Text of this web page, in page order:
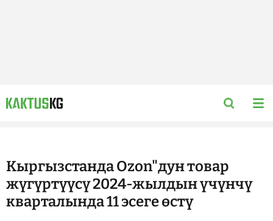
Кыргызстанда Ozon"дун товар
жүгүртүүсү 2024-жылдын үчүнчү
кварталында 11 эсеге өстү